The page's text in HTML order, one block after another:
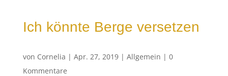
Ich könnte Berge versetzen
von Cornelia | Apr. 27, 2019| Allgemein | 0
Kommentare